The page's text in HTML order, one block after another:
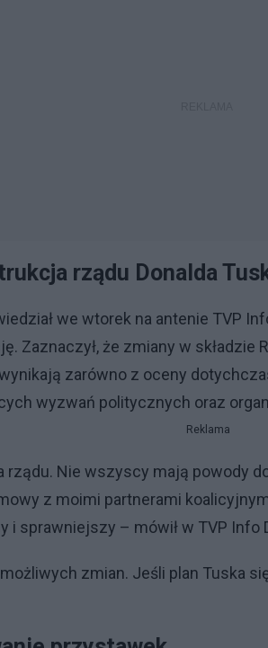
rządu Donalda
we wtorek na antenie TVP
Zaznaczył, że zmiany w
zarówno z oceny
wyzwań politycznych oraz
Reklama
rządu. Nie wszyscy mają powody
z moimi partnerami
i sprawniejszy – mówił w TVP Info
zmian. Jeśli plan Tuska